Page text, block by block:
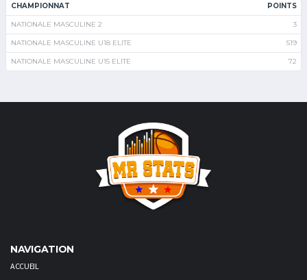
CHAMPIONNAT POINTS
NATIONALE MASCULINE 2 3
NATIONALE MASCULINE U18 ELITE 519
NATIONALE MASCULINE U15 ELITE 72
NAVIGATION
ACCUEIL